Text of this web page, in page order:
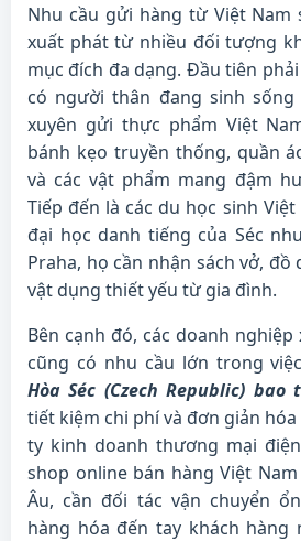
Nhu cầu gửi hàng từ Việt Nam
xuất phát từ nhiều đối tượng
mục đích đa dạng. Đầu tiên
có người thân đang sinh
xuyên gửi thực phẩm Việt
bánh kẹo truyền thống, quần
và các vật phẩm mang đậm
Tiếp đến là các du học sinh
đại học danh tiếng của Séc
Praha, họ cần nhận sách vở, đồ
vật dụng thiết yếu từ gia đình.
Bên cạnh đó, các doanh
cũng có nhu cầu lớn trong
Hòa Séc (Czech Republic)
tiết kiệm chi phí và đơn giản
ty kinh doanh thương mại
shop online bán hàng Việt
Âu, cần đối tác vận chuyển
hàng hóa đến tay khách hàng